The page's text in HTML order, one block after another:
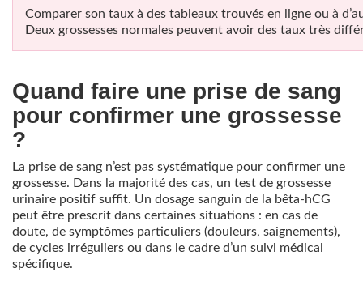
Comparer son taux à des tableaux trouvés en ligne ou à
Deux grossesses normales peuvent avoir des taux très
Quand faire une prise de sang
pour confirmer une grossesse
?
La prise de sang n’est pas systématique pour confirmer une
grossesse. Dans la majorité des cas, un test de grossesse
urinaire positif suffit. Un dosage sanguin de la bêta-hCG
peut être prescrit dans certaines situations : en cas de
doute, de symptômes particuliers (douleurs, saignements),
de cycles irréguliers ou dans le cadre d’un suivi médical
spécifique.